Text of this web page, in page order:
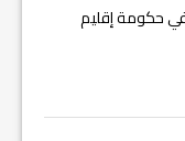
في حكومة إقليم